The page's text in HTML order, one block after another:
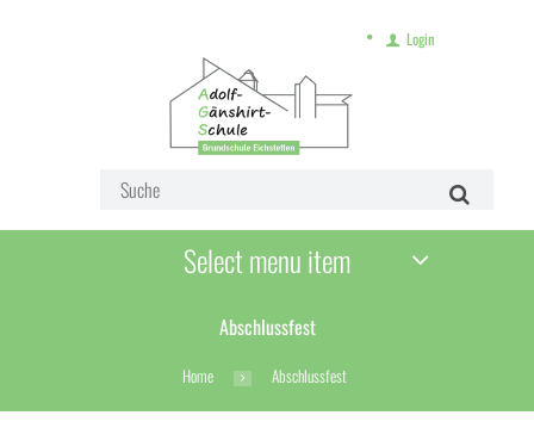
Login
Select menu item
Abschlussfest
Home Abschlussfest